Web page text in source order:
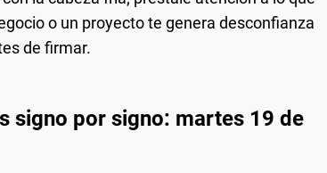
o un proyecto te genera desconfianza
de firmar.
signo por signo: martes 19 de